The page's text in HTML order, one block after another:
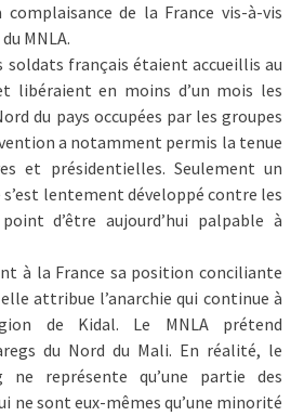
de la France vis-à-vis
MNLA.
soldats français étaient accueillis au
libéraient en moins d’un mois les
du pays occupées par les groupes
a notamment permis la tenue
et présidentielles. Seulement un
lentement développé contre les
d’être aujourd’hui palpable à
à la France sa position conciliante
attribue l’anarchie qui continue à
de Kidal. Le MNLA prétend
du Nord du Mali. En réalité, le
ne représente qu’une partie des
ne sont eux-mêmes qu’une minorité